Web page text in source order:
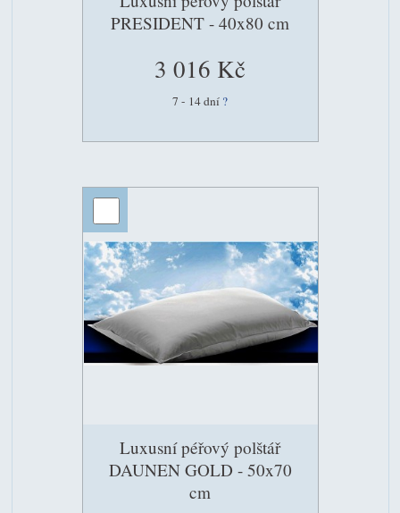
PRESIDENT - 40x80 cm
3 016 Kč
7 - 14 dní ?
Luxusní péřový polštář
DAUNEN GOLD - 50x70
cm